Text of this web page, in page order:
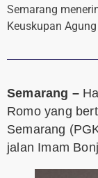
Semarang
Keuskupan
Semarang –
Romo yang
Semarang
jalan Imam